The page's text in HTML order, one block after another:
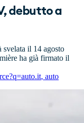
debutto a
il 14 agosto
ha già firmato il
, auto